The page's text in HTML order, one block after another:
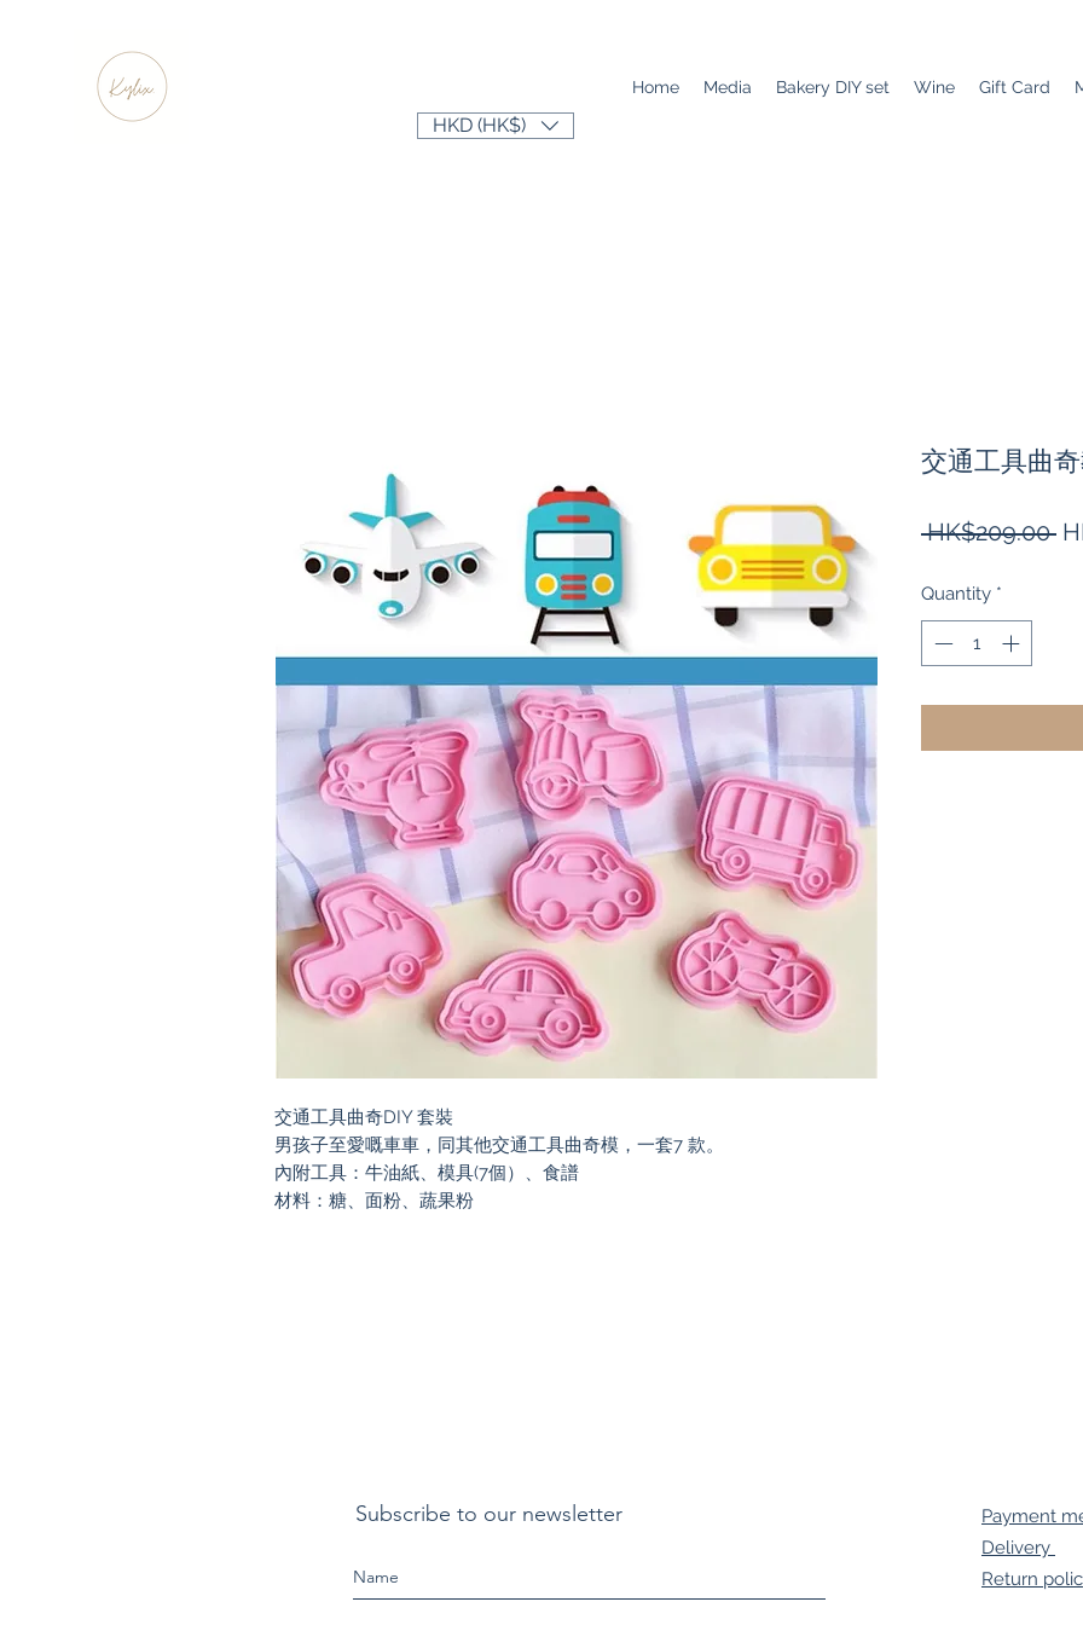
Home Media Bakery DIY set Wine Gift Card
HKD (HK$)
交通工具曲奇DIY 套裝
男孩子至愛嘅車車，同其他交通工具曲奇模，一套7 款。
內附工具：牛油紙、模具(7個）、食譜
材料：糖、面粉、蔬果粉
交通工具曲
HK$209.00
Quantity *
Subscribe to our newsletter
Payment
Delivery
Return